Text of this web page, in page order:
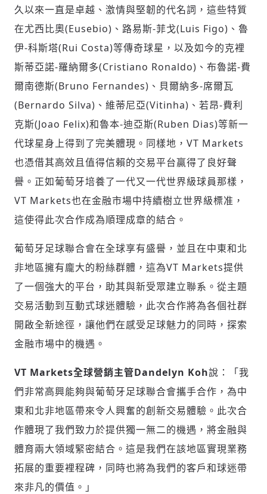
登入或註冊
歡迎您加入《旭時報》
掌握國際政經脈動
輸入 Email 驗證碼
(十分鐘內有效)
久以來一直是卓越、激情與堅韌的代名詞，這些特質
在尤西比奧(Eusebio)、路易斯-菲戈(Luis Figo)、魯
伊-科斯塔(Rui Costa)等傳奇球星，以及如今的克裡
斯蒂亞諾-羅納爾多(Cristiano Ronaldo)、布魯諾-費
爾南德斯(Bruno Fernandes)、貝爾納多-席爾瓦
(Bernardo Silva)、維蒂尼亞(Vitinha)、若昂-費利
克斯(Joao Felix)和魯本-迪亞斯(Ruben Dias)等新一
代球星身上得到了完美體現。同樣地，VT Markets
也憑借其高效且值得信賴的交易平台贏得了良好聲
譽。正如葡萄牙培養了一代又一代世界級球員那樣，
VT Markets也在金融市場中持續樹立世界級標准，
這使得此次合作成為順理成章的結合。
葡萄牙足球聯合會在全球享有盛譽，並且在中東和北
非地區擁有龐大的粉絲群體，這為VT Markets提供
了一個強大的平台，助其與新受眾建立聯系。從主題
交易活動到互動式球迷體驗，此次合作將為各個社群
開啟全新途徑，讓他們在感受足球魅力的同時，探索
金融市場中的機遇。
VT Markets全球營銷主管Dandelyn Koh說：「我
們非常高興能夠與葡萄牙足球聯合會攜手合作，為中
東和北非地區帶來令人興奮的創新交易體驗。此次合
作體現了我們致力於提供獨一無二的機遇，將金融與
體育兩大領域緊密結合。這是我們在該地區實現業務
拓展的重要裡程碑，同時也將為我們的客戶和球迷帶
來非凡的價值。」